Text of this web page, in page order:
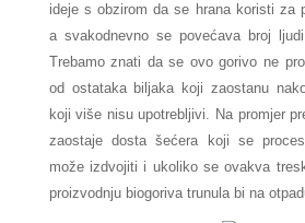
ideje s obzirom da se hrana koristi za
a svakodnevno se povećava broj
Trebamo znati da se ovo gorivo ne
od ostataka biljaka koji zaostanu
koji više nisu upotrebljivi. Na promjer
zaostaje dosta šećera koji se
može izdvojiti i ukoliko se ovakva
proizvodnju biogoriva trunula bi na